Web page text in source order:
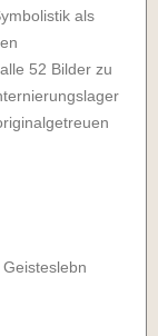
als
52 Bilder zu